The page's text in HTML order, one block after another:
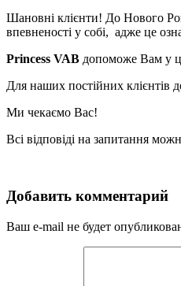
Шановні клієнти! До Нового
впевненості у собі, адже це
Princess VAB допоможе Вам у
Для наших постійних клієнтів
Ми чекаємо Вас!
Всі відповіді на запитання
Добавить комментарий
Ваш e-mail не будет